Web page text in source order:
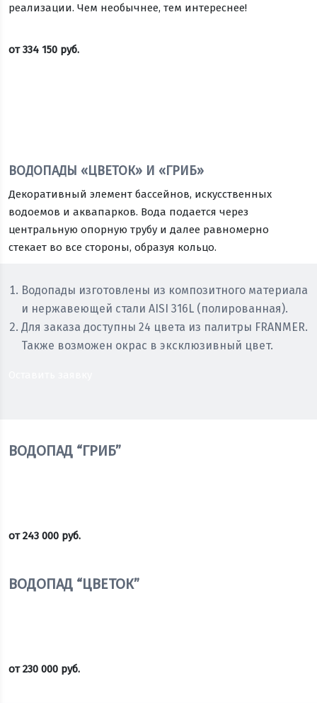
реализации. Чем необычнее, тем интереснее!
от334 150 руб.
ВОДОПАДЫ «ЦВЕТОК» И «ГРИБ»
Декоративный элемент бассейнов, искусственных
водоемов и аквапарков. Вода подается через
центральную опорную трубу и далее равномерно
стекает во все стороны, образуя кольцо.
Водопады изготовлены из композитного материала
и нержавеющей стали AISI 316L (полированная).
Для заказа доступны 24 цвета из палитры FRANMER.
Также возможен окрас в эксклюзивный цвет.
ВОДОПАД “ГРИБ”
от243 000 руб.
ВОДОПАД “ЦВЕТОК”
от230 000 руб.